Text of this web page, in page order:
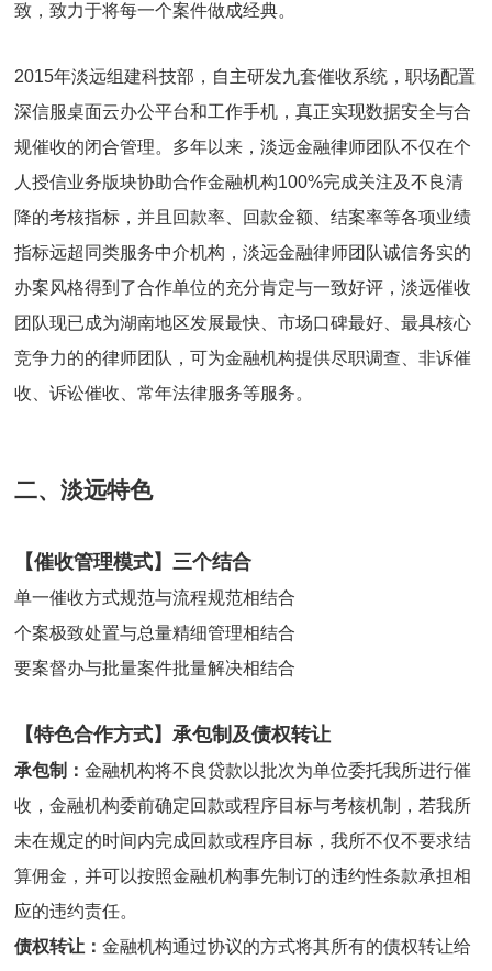
致，致力于将每一个案件做成经典。
2015年淡远组建科技部，自主研发九套催收系统，职场配置
深信服桌面云办公平台和工作手机，真正实现数据安全与合
规催收的闭合管理。多年以来，淡远金融律师团队不仅在个
人授信业务版块协助合作金融机构100%完成关注及不良清
降的考核指标，并且回款率、回款金额、结案率等各项业绩
指标远超同类服务中介机构，淡远金融律师团队诚信务实的
办案风格得到了合作单位的充分肯定与一致好评，淡远催收
团队现已成为湖南地区发展最快、市场口碑最好、最具核心
竞争力的的律师团队，可为金融机构提供尽职调查、非诉催
收、诉讼催收、常年法律服务等服务。
二、淡远特色
【催收管理模式】三个结合
单一催收方式规范与流程规范相结合
个案极致处置与总量精细管理相结合
要案督办与批量案件批量解决相结合
【特色合作方式】承包制及债权转让
承包制：金融机构将不良贷款以批次为单位委托我所进行催
收，金融机构委前确定回款或程序目标与考核机制，若我所
未在规定的时间内完成回款或程序目标，我所不仅不要求结
算佣金，并可以按照金融机构事先制订的违约性条款承担相
应的违约责任。
债权转让：金融机构通过协议的方式将其所有的债权转让给